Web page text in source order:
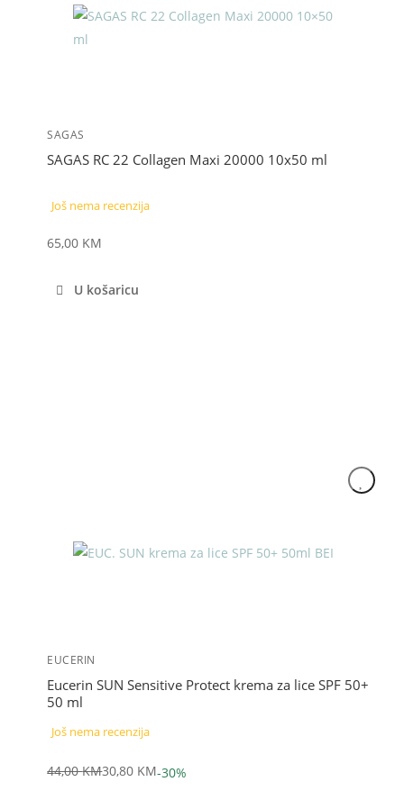
SAGAS
SAGAS RC 22 Collagen Maxi 20000 10x50 ml
Još nema recenzija
65,00 KM
U košaricu
EUCERIN
Eucerin SUN Sensitive Protect krema za lice SPF 50+
50 ml
Još nema recenzija
44,00KM
Izvorna
30,80 KM
Trenutna
-30%